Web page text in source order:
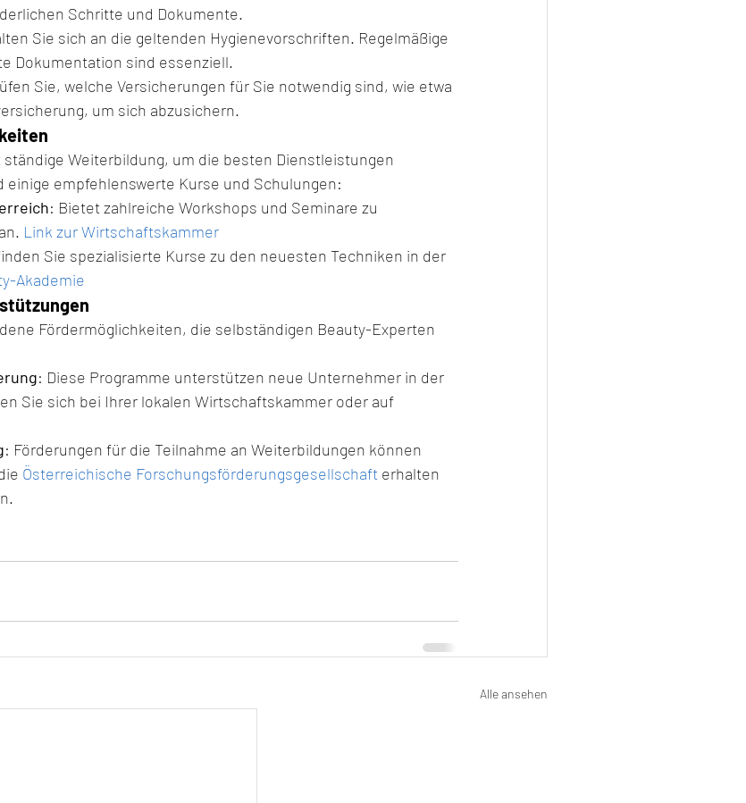
Schritte und Dokumente.
Sie sich an die geltenden Hygienevorschriften. Regelmäßige
Dokumentation sind essenziell.
Sie, welche Versicherungen für Sie notwendig sind, wie etwa
um sich abzusichern.
Weiterbildung, um die besten Dienstleistungen
einige empfehlenswerte Kurse und Schulungen:
: Bietet zahlreiche Workshops und Seminare zu
Link zur Wirtschaftskammer
Sie spezialisierte Kurse zu den neuesten Techniken in der
Akademie
Fördermöglichkeiten, die selbständigen Beauty-Experten
: Diese Programme unterstützen neue Unternehmer in der
Sie sich bei Ihrer lokalen Wirtschaftskammer oder auf
: Förderungen für die Teilnahme an Weiterbildungen können
Österreichische Forschungsförderungsgesellschaft erhalten
Alle ansehen